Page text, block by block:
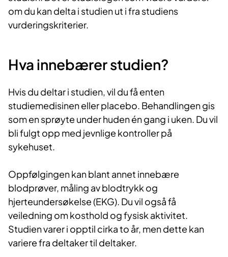
om du kan delta i studien ut i fra studiens
vurderingskriterier.
Hva innebærer studien?
Hvis du deltar i studien, vil du få enten
studiemedisinen eller placebo. Behandlingen gis
som en sprøyte under huden én gang i uken. Du vil
bli fulgt opp med jevnlige kontroller på
sykehuset.
Oppfølgingen kan blant annet innebære
blodprøver, måling av blodtrykk og
hjerteundersøkelse (EKG). Du vil også få
veiledning om kosthold og fysisk aktivitet.
Studien varer i opptil cirka to år, men dette kan
variere fra deltaker til deltaker.